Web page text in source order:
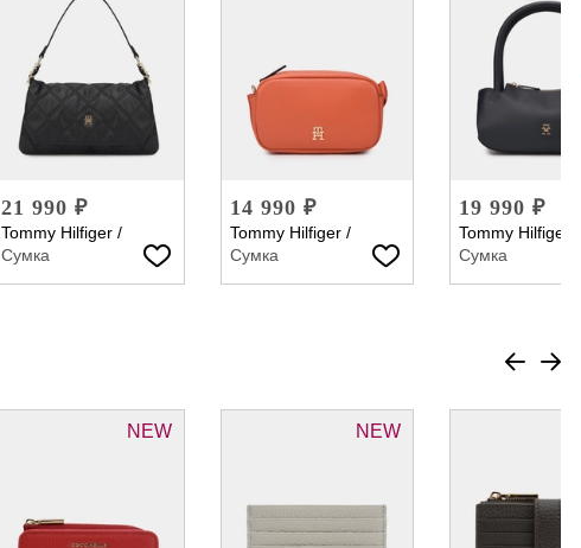
21 990 ₽
Tommy Hilfiger /
Сумка
14 990 ₽
Tommy Hilfiger /
Сумка
19 990 ₽
Tommy Hilfiger
Сумка
NEW NEW